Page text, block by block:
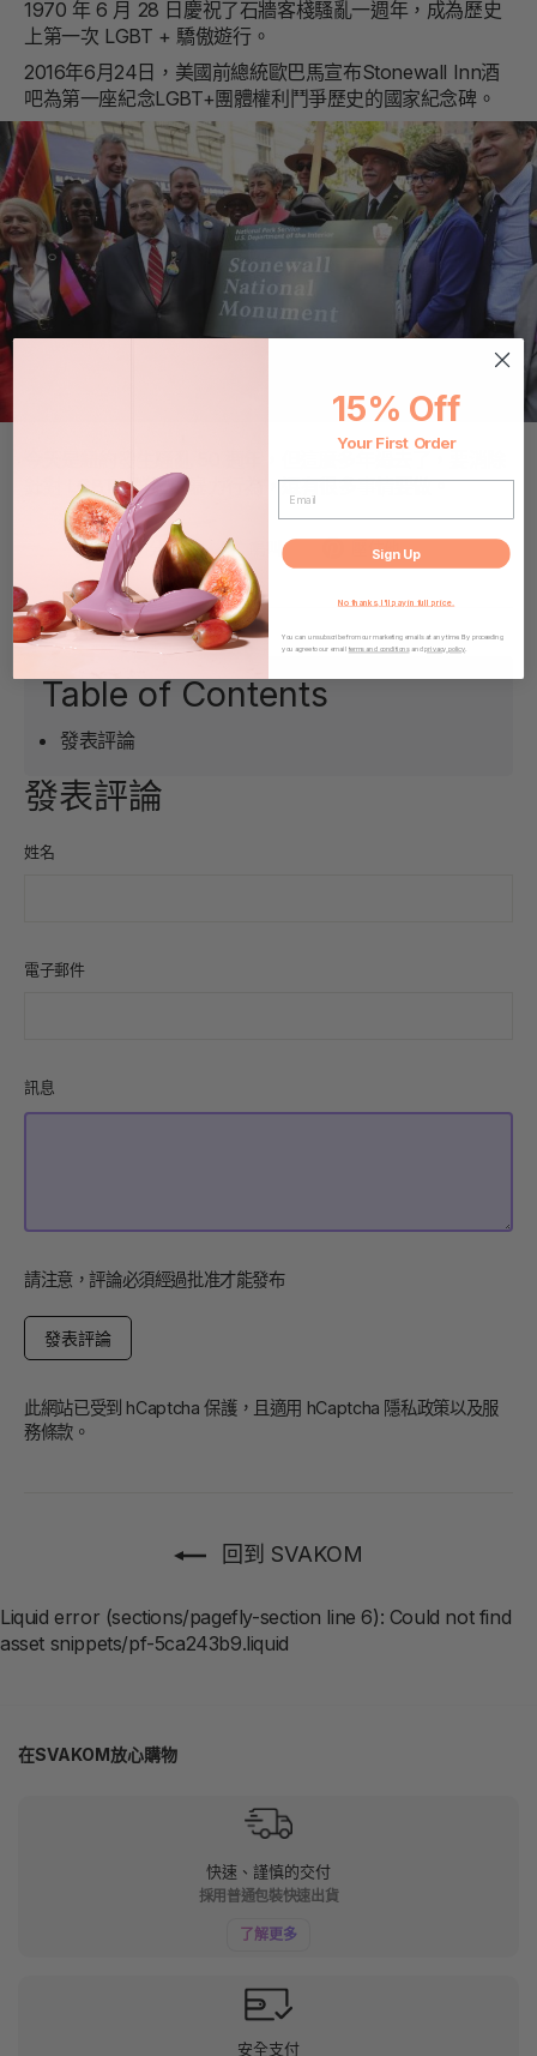
1970 年 6 月 28 日慶祝了石牆客棧騷亂一週年，成為歷史
上第一次 LGBT + 驕傲遊行。
2016年6月24日，美國前總統歐巴馬宣布Stonewall Inn酒
吧為第一座紀念LGBT+團體權利鬥爭歷史的國家紀念碑。
針對 LGBT+ 群體的暴力行為，還有很多事情要做。
分享
在
臉
書
上
分
鳴叫
在
Twitter
推
壓住他
固
定
在
上
Table of Contents
發表評論
發表評論
姓名
電子郵件
訊息
請注意，評論必須經過批准才能發布
發
此網站已受到 hCaptcha 保護，且適用 hCaptcha 隱私政策以及服
務條款。
回到 SVAKOM
Liquid error (sections/pagefly-section line 6): Could not find
asset snippets/pf-5ca243b9.liquid
在SVAKOM放心購物
快速、謹慎的交付
採用普通包裝快速出貨
了解更多
安全支付
15% Off
Your First Order
Sign Up
No thanks, I'll pay in full price.
You can unsubscribe from our marketing emails at any time. By proceeding
you agree to our email terms and conditionsandprivacy policy.